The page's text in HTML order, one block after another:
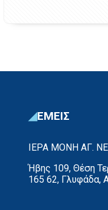
ΕΜΕΙΣ
ΙΕΡΑ ΜΟΝΗ ΑΓ.
Ήβης 109, Θέση
165 62, Γλυφάδα,